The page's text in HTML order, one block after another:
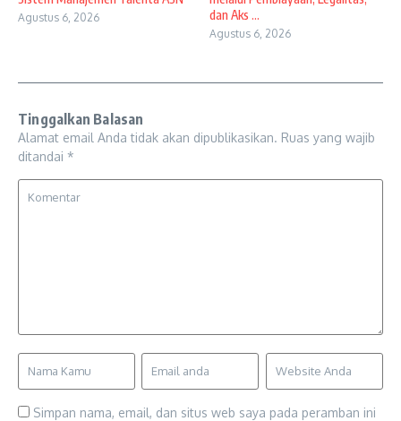
Agustus 6, 2026
dan Aks ...
Agustus 6, 2026
Tinggalkan Balasan
Alamat email Anda tidak akan dipublikasikan. Ruas yang wajib
ditandai *
Simpan nama, email, dan situs web saya pada peramban ini